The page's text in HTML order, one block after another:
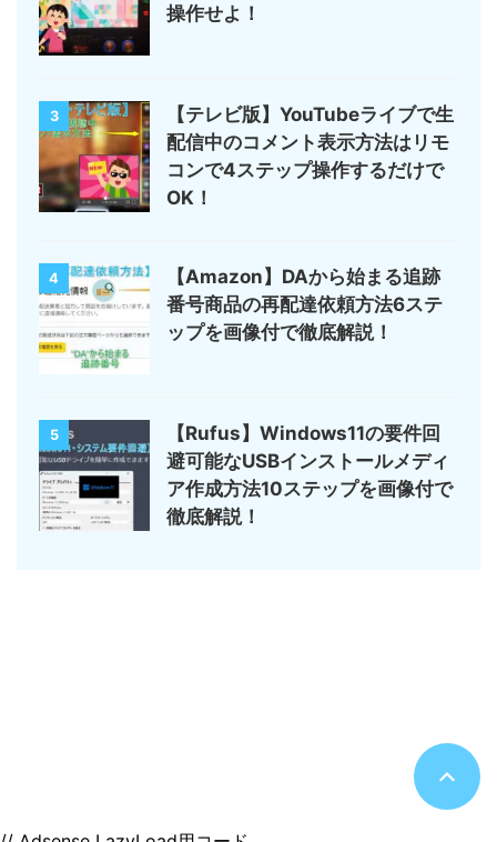
操作せよ！
3
【テレビ版】YouTubeライブで生
配信中のコメント表示方法はリモ
コンで4ステップ操作するだけで
OK！
4
【Amazon】DAから始まる追跡
番号商品の再配達依頼方法6ステ
ップを画像付で徹底解説！
5
【Rufus】Windows11の要件回
避可能なUSBインストールメディ
ア作成方法10ステップを画像付で
徹底解説！